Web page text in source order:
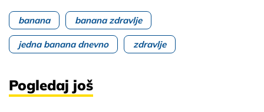
banana banana zdravlje
jedna banana dnevno zdravlje
Pogledaj još